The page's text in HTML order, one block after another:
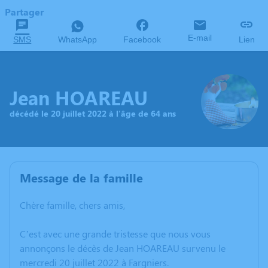
Partager
SMS WhatsApp Facebook E-mail Lien
Jean HOAREAU
décédé le 20 juillet 2022 à l'âge de 64 ans
Message de la famille
Chère famille, chers amis,
C’est avec une grande tristesse que nous vous
annonçons le décès de Jean HOAREAU survenu le
mercredi 20 juillet 2022 à Fargniers.